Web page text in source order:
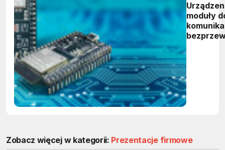
moduły
Zobacz więcej w kategorii: Prezentacje firmowe